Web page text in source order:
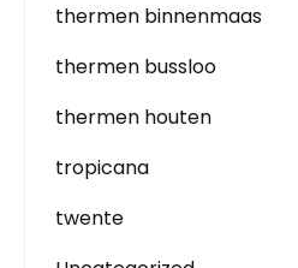
thermen binnenmaas
thermen bussloo
thermen houten
tropicana
twente